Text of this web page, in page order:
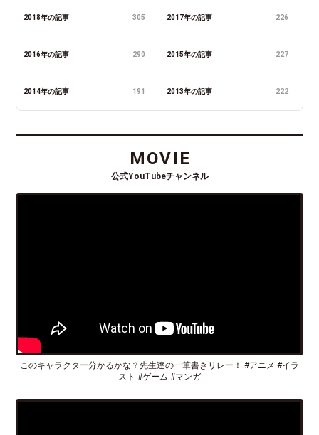
2018年の記事 305 2017年の記事 226
2016年の記事 290 2015年の記事 227
2014年の記事 191 2013年の記事 222
MOVIE
公式YouTubeチャンネル
このキャラクター分かるかな？先生達の一筆書きリレー！ #アニメ #イラ
スト #ゲーム #マンガ